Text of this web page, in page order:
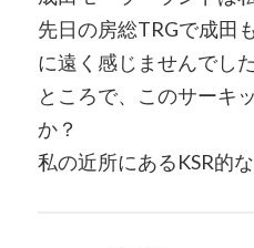
先日の房総TRGで成田
に遠く感じませんでした
ところで、このサーキ
か？
私の近所にあるKSR的